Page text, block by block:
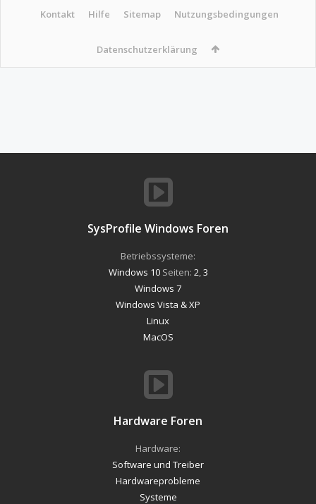
Kontakt Hilfe Sitemap Nutzungsbedingungen
Datenschutzerklärung
SysProfile Windows Foren
Betriebssysteme:
Windows 10Seiten: 2 3
Windows 7
Windows Vista & XP
Linux
MacOS
Hardware Foren
Hardware:
Software und Treiber
Hardwareprobleme
Systeme